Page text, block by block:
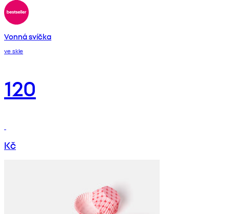
Vonná svíčka
ve skle
120
Kč